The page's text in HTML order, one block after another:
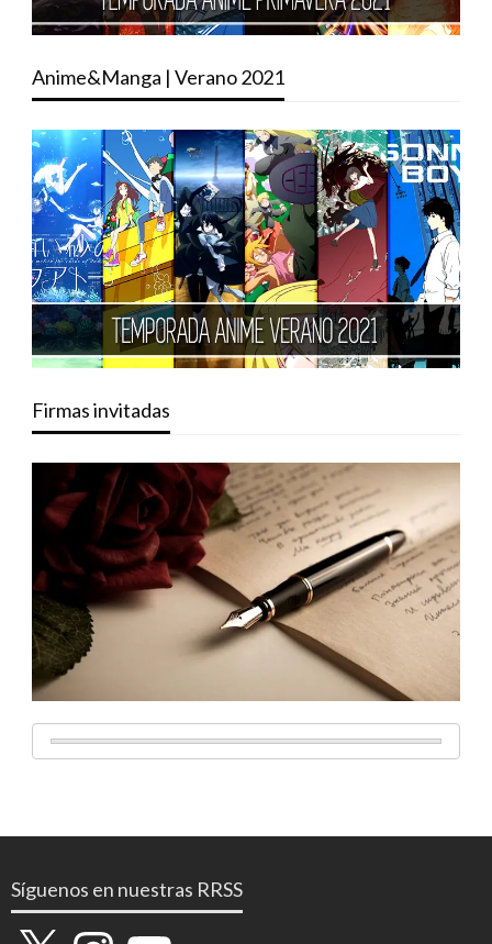
Anime&Manga | Verano 2021
Firmas invitadas
Síguenos en nuestras RRSS
X InstagramYouTube